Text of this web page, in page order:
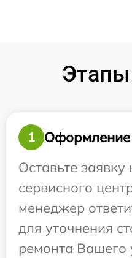
1
Оформление
Оставьте заявку
сервисного
менеджер
для уточнения
ремонта Вашего